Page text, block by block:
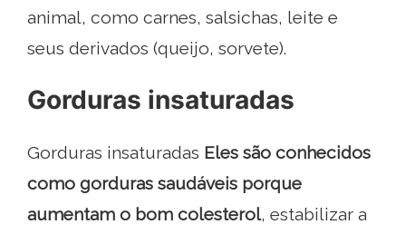
animal, como carnes, salsichas, leite e
seus derivados (queijo, sorvete).
Gorduras insaturadas
Gorduras insaturadas Eles são conhecidos
como gorduras saudáveis ​​porque
aumentam o bom colesterol, estabilizar a